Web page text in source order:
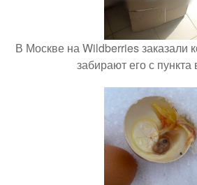
В Москве на Wildberries заказали
забирают его с